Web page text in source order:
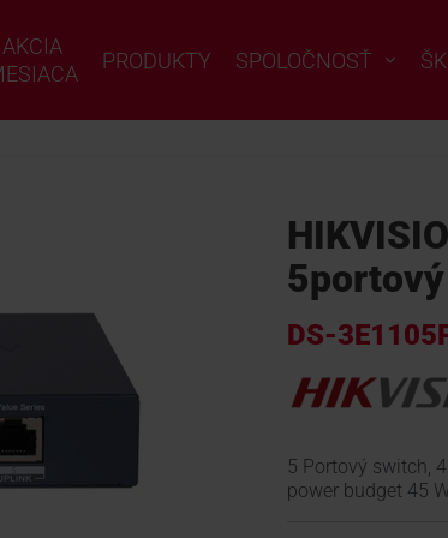
AKCIA
PRODUKTY SPOLOČNOSŤ
DS-
5 Portový switch,
power budget 45